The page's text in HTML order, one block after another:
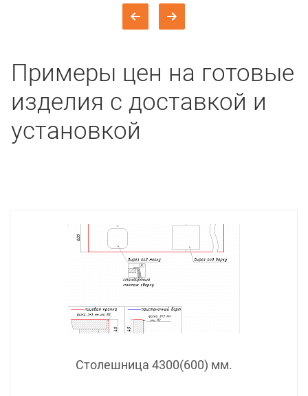
Примеры цен на готовые
изделия с доставкой и
установкой
Столешница 4300(600) мм.